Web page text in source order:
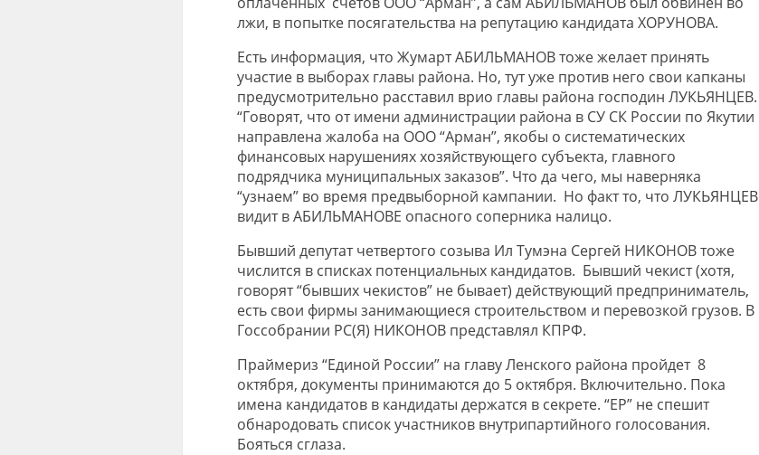
лжи, в попытке посягательства на репутацию кандидата ХОРУНОВА.
Есть информация, что Жумарт АБИЛЬМАНОВ тоже желает принять
участие в выборах главы района. Но, тут уже против него свои капканы
предусмотрительно расставил врио главы района господин ЛУКЬЯНЦЕВ.
“Говорят, что от имени администрации района в СУ СК России по Якутии
направлена жалоба на ООО “Арман”, якобы о систематических
финансовых нарушениях хозяйствующего субъекта, главного
подрядчика муниципальных заказов”. Что да чего, мы наверняка
“узнаем” во время предвыборной кампании. Но факт то, что ЛУКЬЯНЦЕВ
видит в АБИЛЬМАНОВЕ опасного соперника налицо.
Бывший депутат четвертого созыва Ил Тумэна Сергей НИКОНОВ тоже
числится в списках потенциальных кандидатов. Бывший чекист (хотя,
говорят “бывших чекистов” не бывает) действующий предприниматель,
есть свои фирмы занимающиеся строительством и перевозкой грузов. В
Госсобрании РС(Я) НИКОНОВ представлял КПРФ.
Праймериз “Единой России” на главу Ленского района пройдет 8
октября, документы принимаются до 5 октября. Включительно. Пока
имена кандидатов в кандидаты держатся в секрете. “ЕР” не спешит
обнародовать список участников внутрипартийного голосования.
Бояться сглаза.